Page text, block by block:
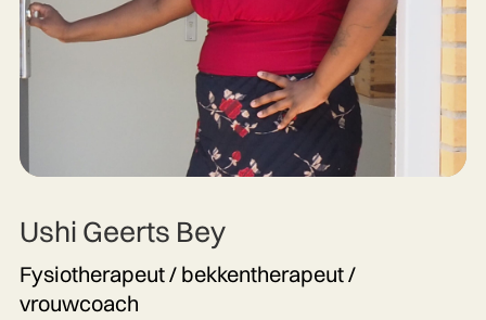
Ushi Geerts Bey
Fysiotherapeut / bekkentherapeut /
vrouwcoach